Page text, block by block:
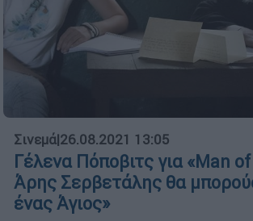
Σινεμά|26.08.2021 13:05
Γέλενα Πόποβιτς για «Μan
Άρης Σερβετάλης θα
ένας Άγιος»